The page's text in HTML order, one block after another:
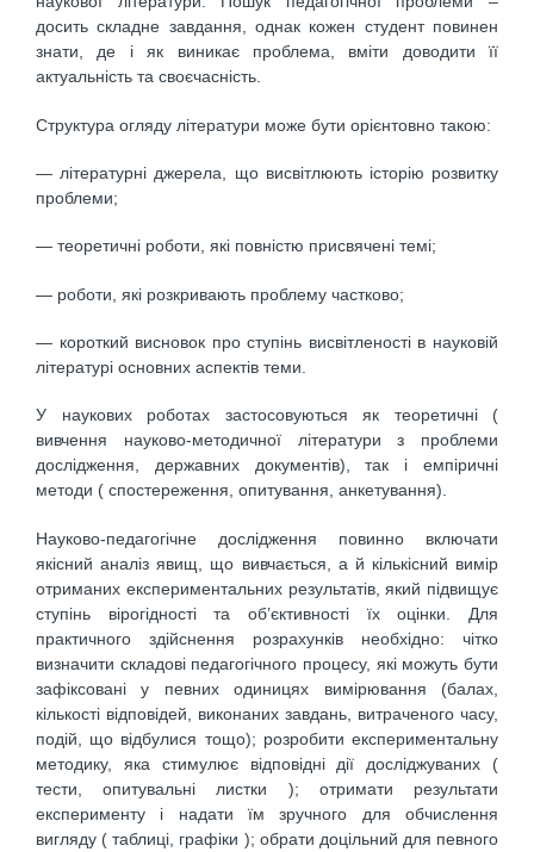
досить складне завдання, однак кожен студент повинен
знати, де і як виникає проблема, вміти доводити її
актуальність та своєчасність.
Структура огляду літератури може бути орієнтовно такою:
— літературні джерела, що висвітлюють історію розвитку
проблеми;
— теоретичні роботи, які повністю присвячені темі;
— роботи, які розкривають проблему частково;
— короткий висновок про ступінь висвітленості в науковій
літературі основних аспектів теми.
У наукових роботах застосовуються як теоретичні (
вивчення науково-методичної літератури з проблеми
дослідження, державних документів), так і емпіричні
методи ( спостереження, опитування, анкетування).
Науково-педагогічне дослідження повинно включати
якісний аналіз явищ, що вивчається, а й кількісний вимір
отриманих експериментальних результатів, який підвищує
ступінь вірогідності та об’єктивності їх оцінки. Для
практичного здійснення розрахунків необхідно: чітко
визначити складові педагогічного процесу, які можуть бути
зафіксовані у певних одиницях вимірювання (балах,
кількості відповідей, виконаних завдань, витраченого часу,
подій, що відбулися тощо); розробити експериментальну
методику, яка стимулює відповідні дії досліджуваних (
тести, опитувальні листки ); отримати результати
експерименту і надати їм зручного для обчислення
вигляду ( таблиці, графіки ); обрати доцільний для певного